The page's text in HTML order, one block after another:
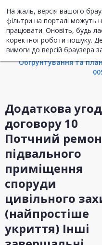
На жаль, версія вашого
фільтри на порталі можуть
працювати. Оновіть, будь
коректної роботи пошуку.
вимоги до версій браузера
Обгрунтування та план
Додаткова
договору 10
Потчний
підвального
приміщення
споруди
цивільного
(найпростіше
укриття) Інші